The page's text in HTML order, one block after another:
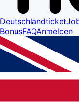
Deutschlandticket
BonusFAQAnmelden